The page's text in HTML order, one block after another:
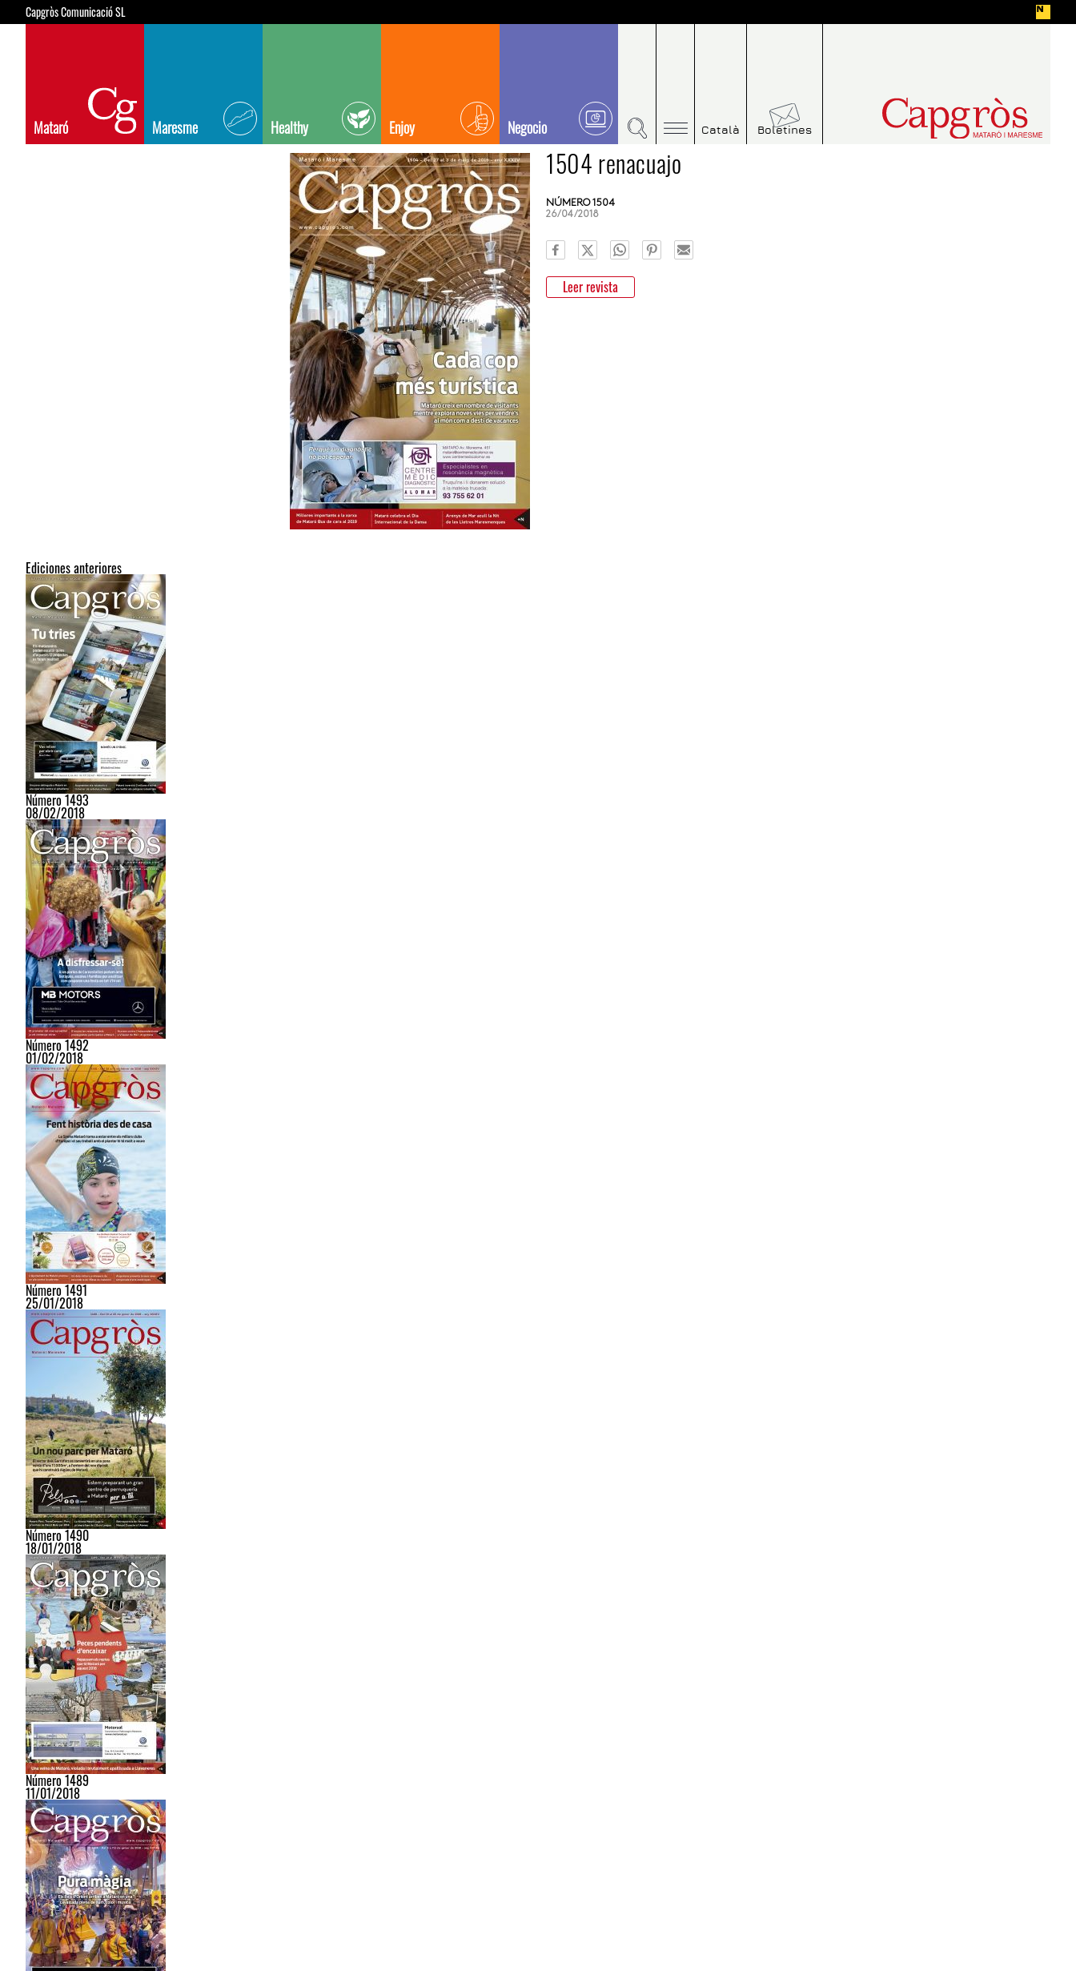
Capgròs Comunicació SL
Mataró Maresme Healthy Enjoy Negocio Català Boletines
1504 renacuajo
NÚMERO 1504
26/04/2018
Leer revista
Ediciones anteriores
Número 1493
08/02/2018
Número 1492
01/02/2018
Número 1491
25/01/2018
Número 1490
18/01/2018
Número 1489
11/01/2018